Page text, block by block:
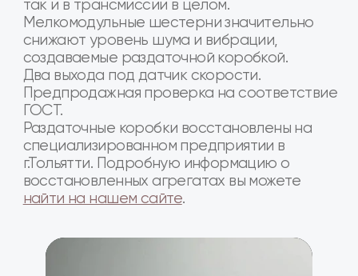
Товар в наличии на наших складах в
городах Москва, Воронеж, Белгород,
Калуга, Краснодар, Курск, Люберцы, Орел,
Ростов-на-Дону, Рязань, Сочи,
Ставрополь, Тамбов, Тула, Ярославль и др.